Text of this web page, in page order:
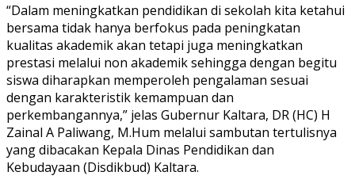
“Dalam meningkatkan pendidikan di sekolah kita ketahui
bersama tidak hanya berfokus pada peningkatan
kualitas akademik akan tetapi juga meningkatkan
prestasi melalui non akademik sehingga dengan begitu
siswa diharapkan memperoleh pengalaman sesuai
dengan karakteristik kemampuan dan
perkembangannya,” jelas Gubernur Kaltara, DR (HC) H
Zainal A Paliwang, M.Hum melalui sambutan tertulisnya
yang dibacakan Kepala Dinas Pendidikan dan
Kebudayaan (Disdikbud) Kaltara.